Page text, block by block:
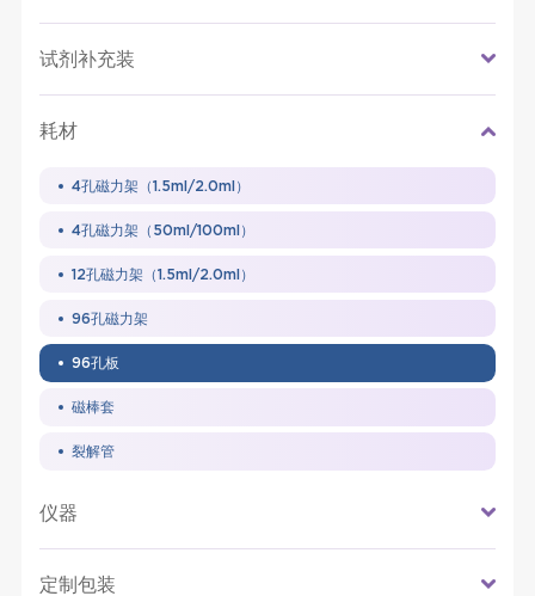
试剂补充装
耗材
4孔磁力架（1.5ml/2.0ml）
4孔磁力架（50ml/100ml）
12孔磁力架（1.5ml/2.0ml）
96孔磁力架
96孔板
磁棒套
裂解管
仪器
定制包装